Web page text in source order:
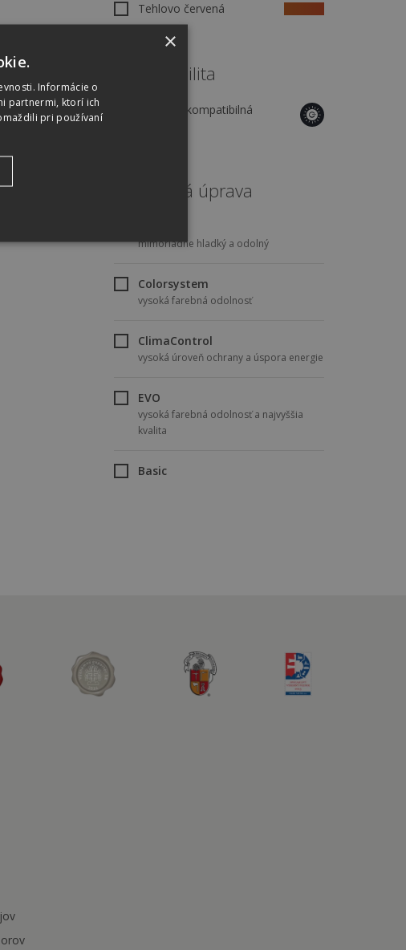
Tehlovo červená
Kompatibilita
Generon kompatibilná
Povrchová úprava
mimoriadne hladký a odolný
Colorsystem
vysoká farebná odolnosť
ClimaControl
vysoká úroveň ochrany a úspora energie
EVO
vysoká farebná odolnosť a najvyššia
kvalita
Basic
×
Informácie o
partnermi, ktorí ich
pri používaní